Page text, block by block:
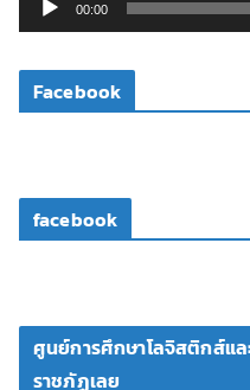
ดี
โ
00:00
Facebook
facebook
ศูนย์การศึกษาโลจิสติกส์แล
ราชภัฏเลย